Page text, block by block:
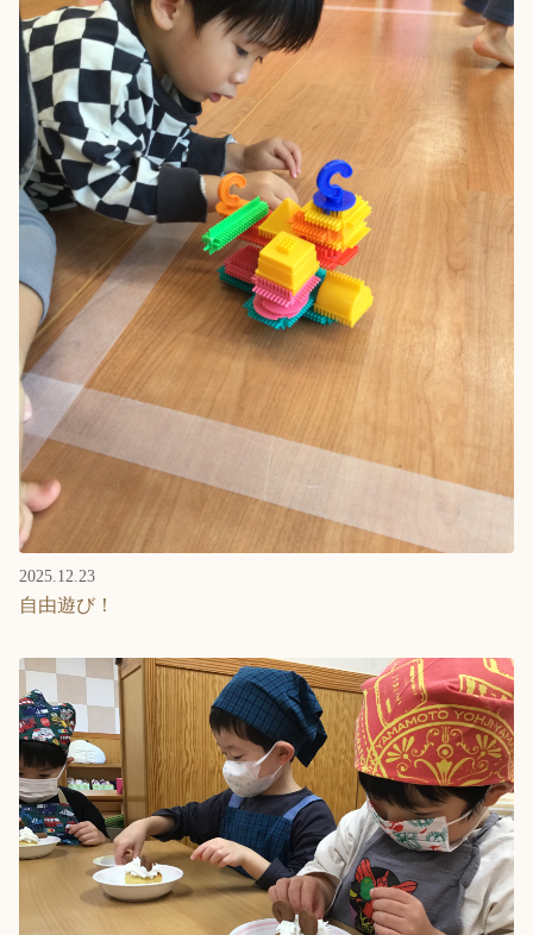
2025.12.23
自由遊び！